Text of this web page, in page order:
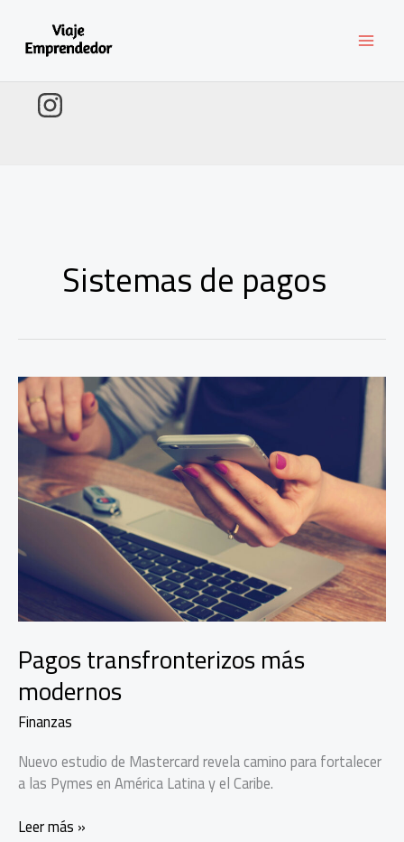
contenido
Sistemas de pagos
Pagos transfronterizos más
modernos
Finanzas
Nuevo estudio de Mastercard revela camino para fortalecer
a las Pymes en América Latina y el Caribe.
Pagos
Leer más »